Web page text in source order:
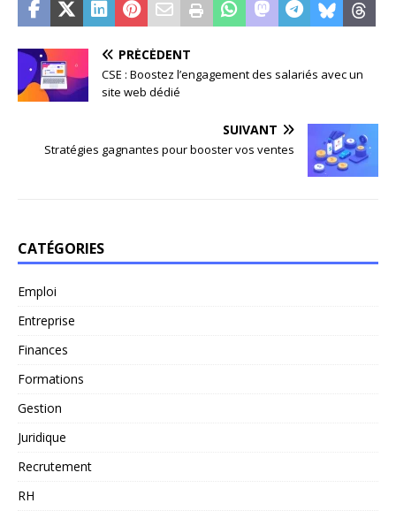
PRÉCÉDENT
CSE : Boostez l’engagement des salariés avec un
site web dédié
SUIVANT
Stratégies gagnantes pour booster vos ventes
CATÉGORIES
Emploi
Entreprise
Finances
Formations
Gestion
Juridique
Recrutement
RH